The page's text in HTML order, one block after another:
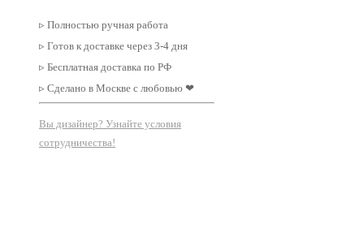
▹ Полностью ручная работа
▹ Готов к доставке через 3-4 дня
▹ Бесплатная доставка по РФ
▹ Сделано в Москве с любовью ❤
Вы дизайнер? Узнайте условия
сотрудничества!